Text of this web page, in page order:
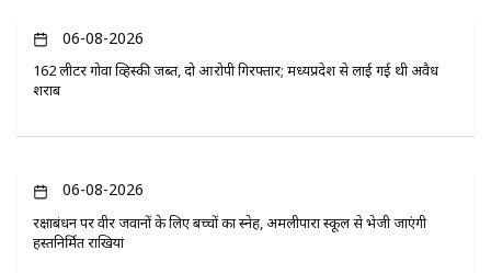
06-08-2026
162 लीटर गोवा व्हिस्की जब्त, दो आरोपी गिरफ्तार; मध्यप्रदेश से लाई गई थी अवैध
शराब
06-08-2026
रक्षाबंधन पर वीर जवानों के लिए बच्चों का स्नेह, अमलीपारा स्कूल से भेजी जाएंगी
हस्तनिर्मित राखियां